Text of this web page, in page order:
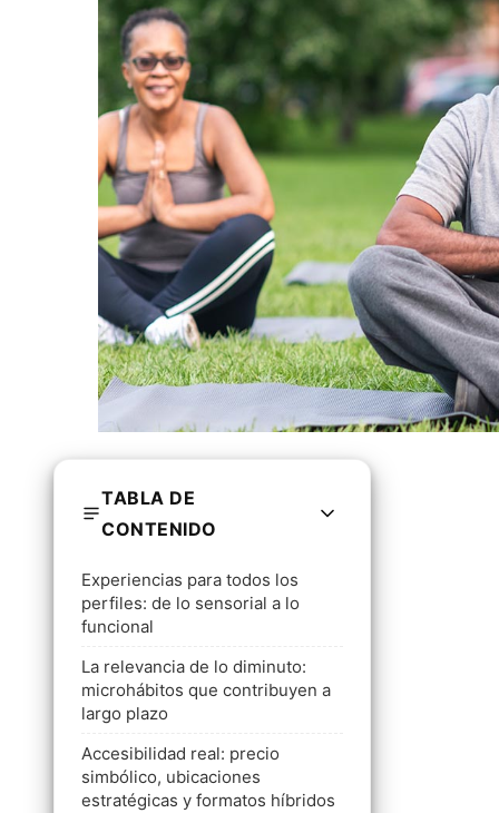
TABLA DE
CONTENIDO
Experiencias para todos los
perfiles: de lo sensorial a lo
funcional
La relevancia de lo diminuto:
microhábitos que contribuyen a
largo plazo
Accesibilidad real: precio
simbólico, ubicaciones
estratégicas y formatos híbridos